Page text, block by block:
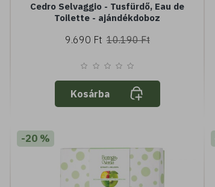
Cedro Selvaggio - Tusfürdő, Eau de
Toilette - ajándékdoboz
9.690 Ft 10.190 Ft
Kosárba
-20 %